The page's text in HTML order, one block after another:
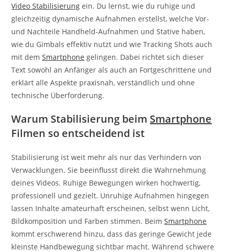
Video Stabilisierung ein. Du lernst, wie du ruhige und
gleichzeitig dynamische Aufnahmen erstellst, welche Vor-
und Nachteile Handheld-Aufnahmen und Stative haben,
wie du Gimbals effektiv nutzt und wie Tracking Shots auch
mit demSmartphone gelingen. Dabei richtet sich dieser
Text sowohl an Anfänger als auch an Fortgeschrittene und
erklärt alle Aspekte praxisnah, verständlich und ohne
technische Überforderung.
Warum Stabilisierung beim Smartphone
Filmen so entscheidend ist
Stabilisierung ist weit mehr als nur das Verhindern von
Verwacklungen. Sie beeinflusst direkt die Wahrnehmung
deines Videos. Ruhige Bewegungen wirken hochwertig,
professionell und gezielt. Unruhige Aufnahmen hingegen
lassen Inhalte amateurhaft erscheinen, selbst wenn Licht,
Bildkomposition und Farben stimmen. BeimSmartphone
kommt erschwerend hinzu, dass das geringe Gewicht jede
kleinste Handbewegung sichtbar macht. Während schwere